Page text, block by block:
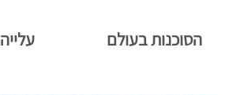
הסוכנות בעולם עלייה